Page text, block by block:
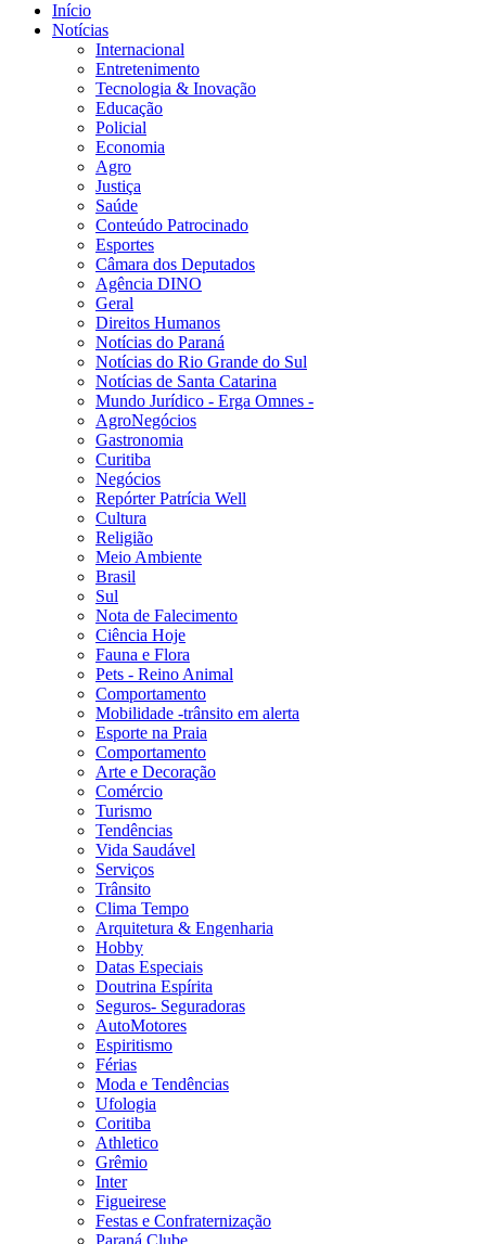
Início
Notícias
Internacional
Entretenimento
Tecnologia & Inovação
Educação
Policial
Economia
Agro
Justiça
Saúde
Conteúdo Patrocinado
Esportes
Câmara dos Deputados
Agência DINO
Geral
Direitos Humanos
Notícias do Paraná
Notícias do Rio Grande do Sul
Notícias de Santa Catarina
Mundo Jurídico - Erga Omnes -
AgroNegócios
Gastronomia
Curitiba
Negócios
Repórter Patrícia Well
Cultura
Religião
Meio Ambiente
Brasil
Sul
Nota de Falecimento
Ciência Hoje
Fauna e Flora
Pets - Reino Animal
Comportamento
Mobilidade -trânsito em alerta
Esporte na Praia
Comportamento
Arte e Decoração
Comércio
Turismo
Tendências
Vida Saudável
Serviços
Trânsito
Clima Tempo
Arquitetura & Engenharia
Hobby
Datas Especiais
Doutrina Espírita
Seguros- Seguradoras
AutoMotores
Espiritismo
Férias
Moda e Tendências
Ufologia
Coritiba
Athletico
Grêmio
Inter
Figueirese
Festas e Confraternização